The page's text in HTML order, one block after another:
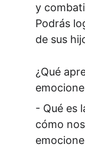
y
Podrás
de sus
¿Qué
- Qué es
cómo